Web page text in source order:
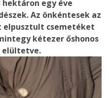
egy éve
Az önkéntesek az
elpusztult csemetéket
kétezer őshonos
elültetve.